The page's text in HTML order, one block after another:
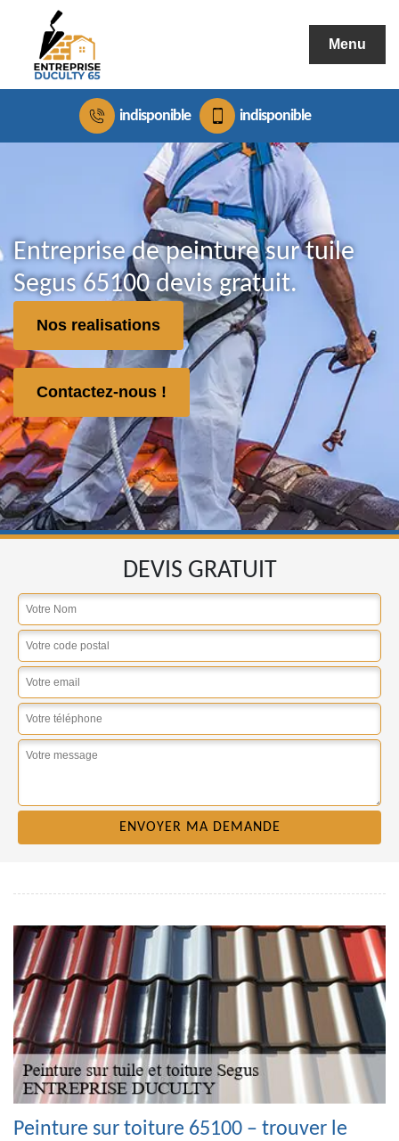
Menu
indisponible indisponible
Entreprise de peinture sur tuile
Segus 65100 devis gratuit.
Nos realisations
Contactez-nous !
DEVIS GRATUIT
Peinture sur toiture 65100 – trouver le